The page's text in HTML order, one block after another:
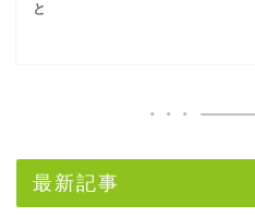
と
最新記事